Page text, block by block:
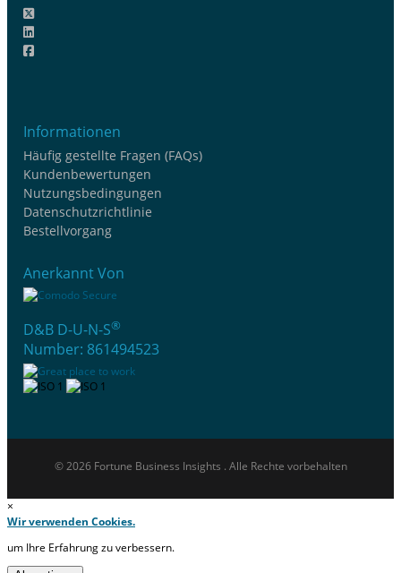
Informationen
Häufig gestellte Fragen (FAQs)
Kundenbewertungen
Nutzungsbedingungen
Datenschutzrichtlinie
Bestellvorgang
Anerkannt Von
D&B D-U-N-S®
Number: 861494523
© 2026 Fortune Business Insights . Alle Rechte vorbehalten
×
Wir verwenden Cookies.
um Ihre Erfahrung zu verbessern.